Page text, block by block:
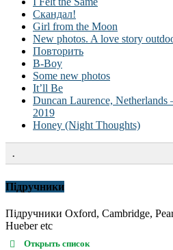
Скандал!
Girl from the Moon
New photos. A love story
Повторить
B-Boy
Some new photos
It’ll Be
Duncan Laurence,
2019
Honey (Night Thoughts)
.
Підручники
Підручники Oxford, Cambridge,
Hueber etc
Открыть список